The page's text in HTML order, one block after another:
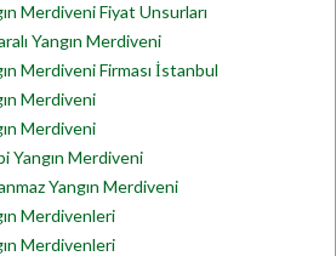
Merdiveni Fiyat Unsurları
Yangın Merdiveni
Merdiveni Firması İstanbul
Merdiveni
Merdiveni
Yangın Merdiveni
Yangın Merdiveni
Merdivenleri
Merdivenleri